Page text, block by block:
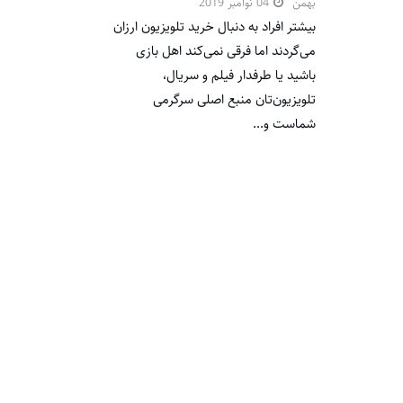
بیشتر افراد به دنبال خرید تلویزیون ارزان
می‌گردند اما فرقی نمی‌کند اهل بازی
باشید یا طرفدار فیلم و سریال،
تلویزیون‌تان منبع اصلی سرگرمی
شماست و...